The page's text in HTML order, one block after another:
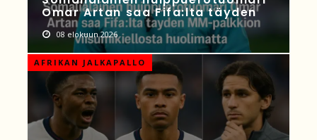
Omar Artan saa Fifa:lta täyden
08 elokuun 2026
AFRIKAN JALKAPALLO